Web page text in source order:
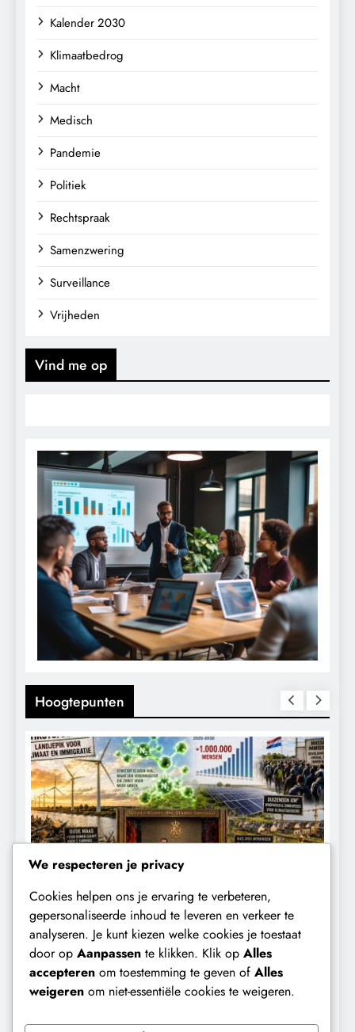
Kalender 2030
Klimaatbedrog
Macht
Medisch
Pandemie
Politiek
Rechtspraak
Samenzwering
Surveillance
Vrijheden
Vind me op
Hoogtepunten
KALENDER 2030 KLIMAATBEDROG
Waarom worden de mensen van wie de
toekomst op het spel staat,
buitengesloten?
We respecteren je privacy
Cookies helpen ons je ervaring te verbeteren,
gepersonaliseerde inhoud te leveren en verkeer te
analyseren. Je kunt kiezen welke cookies je toestaat
door op Aanpassen te klikken. Klik op Alles
accepteren om toestemming te geven of Alles
weigeren om niet-essentiële cookies te weigeren.